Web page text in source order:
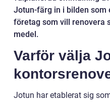
Jotun-färg in i bilden
företag som vill renovera
medel.
Varför välja
Jotun har etablerat sig